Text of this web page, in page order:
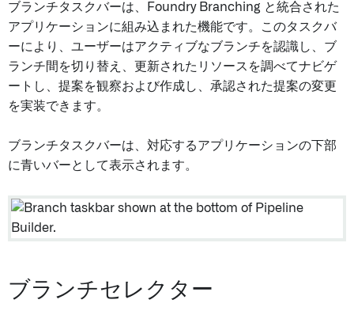
ブランチタスクバーは、Foundry Branching と統合された
アプリケーションに組み込まれた機能です。このタスクバ
ーにより、ユーザーはアクティブなブランチを認識し、ブ
ランチ間を切り替え、更新されたリソースを調べてナビゲ
ートし、提案を観察および作成し、承認された提案の変更
を実装できます。
ブランチタスクバーは、対応するアプリケーションの下部
に青いバーとして表示されます。
ブランチセレクター